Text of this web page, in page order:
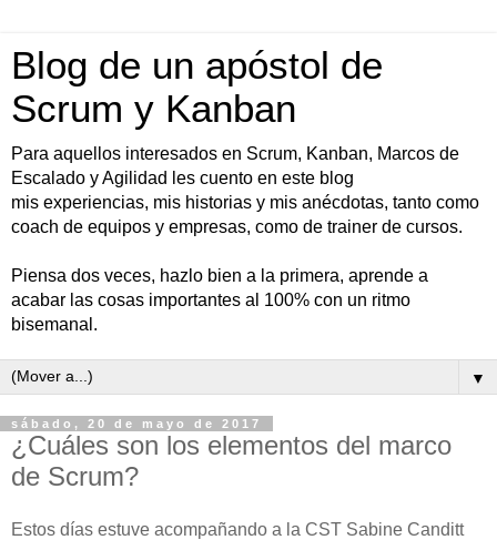
Blog de un apóstol de
Scrum y Kanban
Para aquellos interesados en Scrum, Kanban, Marcos de
Escalado y Agilidad les cuento en este blog
mis experiencias, mis historias y mis anécdotas, tanto como
coach de equipos y empresas, como de trainer de cursos.
Piensa dos veces, hazlo bien a la primera, aprende a
acabar las cosas importantes al 100% con un ritmo
bisemanal.
▼
sábado, 20 de mayo de 2017
¿Cuáles son los elementos del marco
de Scrum?
Estos días estuve acompañando a la CST Sabine Canditt